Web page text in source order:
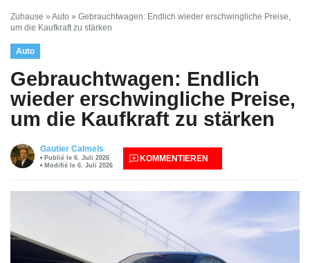
Zuhause » Auto » Gebrauchtwagen: Endlich wieder erschwingliche Preise,
um die Kaufkraft zu stärken
Auto
Gebrauchtwagen: Endlich
wieder erschwingliche Preise,
um die Kaufkraft zu stärken
Gautier Calmels
Publié le 6. Juli 2026
Modifié le 6. Juli 2026
KOMMENTIEREN